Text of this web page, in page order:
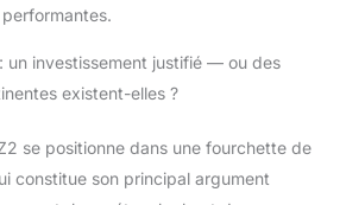
un investissement justifié — ou des
existent-elles ?
se positionne dans une fourchette de
constitue son principal argument